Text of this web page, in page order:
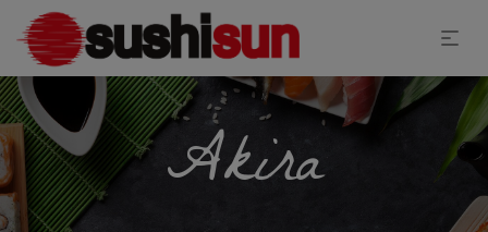
Akira